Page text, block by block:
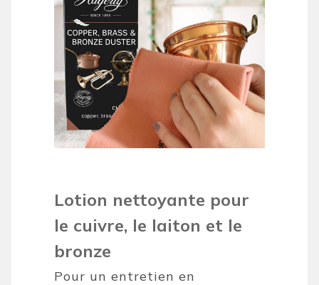
Lotion nettoyante pour
le cuivre, le laiton et le
bronze
Pour un entretien en